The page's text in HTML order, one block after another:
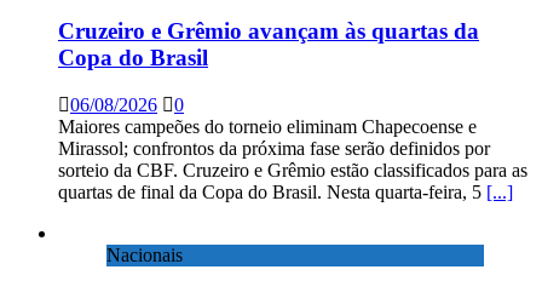
Cruzeiro e Grêmio avançam às quartas da
Copa do Brasil
06/08/2026
0
Maiores campeões do torneio eliminam Chapecoense e
Mirassol; confrontos da próxima fase serão definidos por
sorteio da CBF. Cruzeiro e Grêmio estão classificados para as
quartas de final da Copa do Brasil. Nesta quarta-feira, 5 [...]
Nacionais